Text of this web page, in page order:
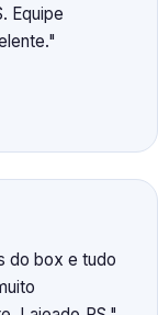
Equipe
do box e tudo